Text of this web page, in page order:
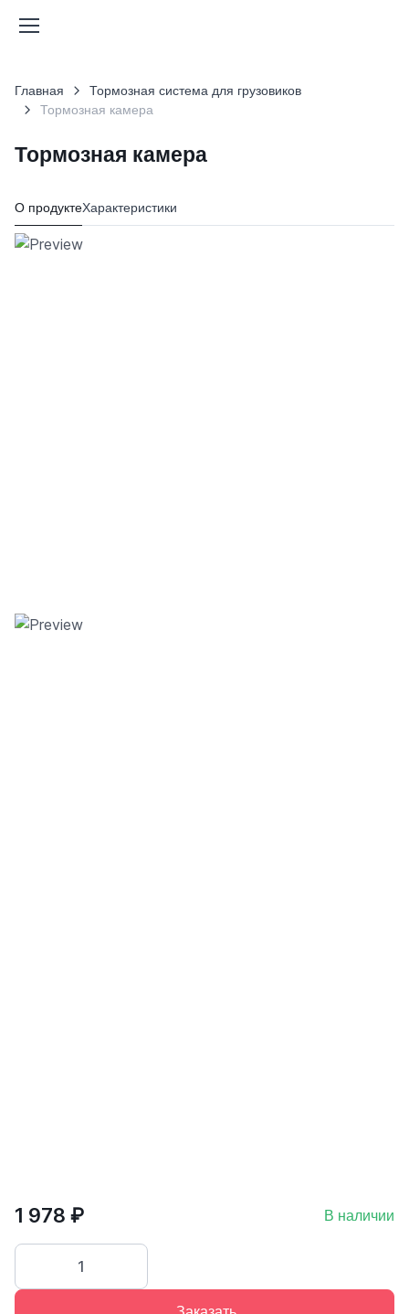
Главная
Тормозная система для грузовиков
Тормозная камера
Тормозная камера
О продуктеХарактеристики
1 978 ₽ В наличии